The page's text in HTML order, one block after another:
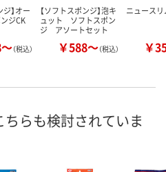
ジ】オー
ジCK
（税込）
【ソフトスポンジ】泡キ
ュット ソフトスポン
ジ アソートセット
￥588～（税込）
ニュース
￥
らも検討されていま